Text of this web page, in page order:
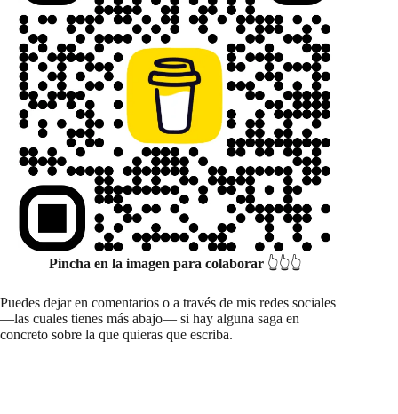
Pincha en la imagen para colaborar👆👆👆
Puedes dejar en comentarios o a través de mis redes sociales
—las cuales tienes más abajo— si hay alguna saga en
concreto sobre la que quieras que escriba.